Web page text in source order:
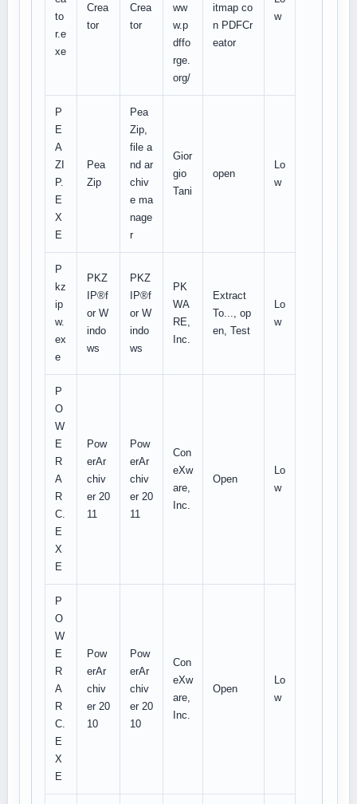
to
r.e
xe
Crea
tor
Crea
tor
ww
w.p
dffo
rge.
org/
itmap co
n PDFCr
eator
w
P
E
A
ZI
P.
E
X
E
Pea
Zip
Pea
Zip,
file a
nd ar
chiv
e ma
nage
r
Gior
gio
Tani
open
Lo
w
P
kz
ip
w.
ex
e
PKZ
IP®f
or W
indo
ws
PKZ
IP®f
or W
indo
ws
PK
WA
RE,
Inc.
Extract
To..., op
en, Test
Lo
w
P
O
W
E
R
A
R
C.
E
X
E
Pow
erAr
chiv
er 20
11
Pow
erAr
chiv
er 20
11
Con
eXw
are,
Inc.
Open
Lo
w
P
O
W
E
R
A
R
C.
E
X
E
Pow
erAr
chiv
er 20
10
Pow
erAr
chiv
er 20
10
Con
eXw
are,
Inc.
Open
Lo
w